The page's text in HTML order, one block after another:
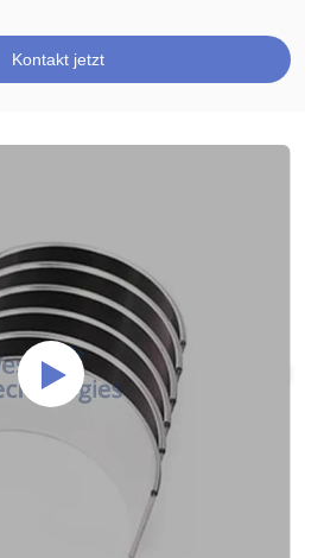
Kontakt jetzt